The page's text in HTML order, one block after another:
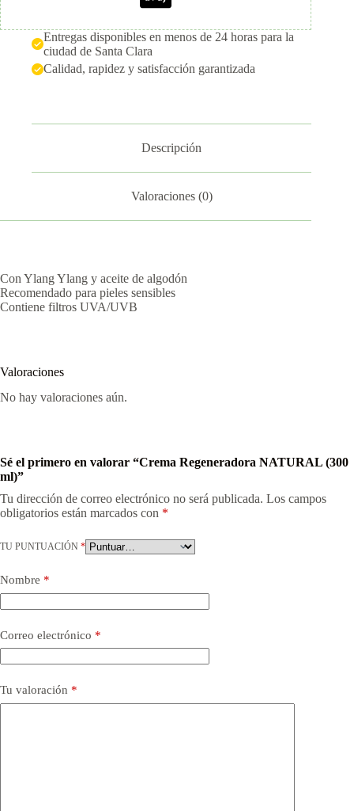
Entregas disponibles en menos de 24 horas para la
ciudad de Santa Clara
Calidad, rapidez y satisfacción garantizada
Descripción
Valoraciones (0)
Con Ylang Ylang y aceite de algodón
Recomendado para pieles sensibles
Contiene filtros UVA/UVB
Valoraciones
No hay valoraciones aún.
Sé el primero en valorar “Crema Regeneradora NATURAL (300
ml)”
Tu dirección de correo electrónico no será publicada. Los campos
obligatorios están marcados con *
TU PUNTUACIÓN *
Nombre *
Correo electrónico *
Tu valoración *